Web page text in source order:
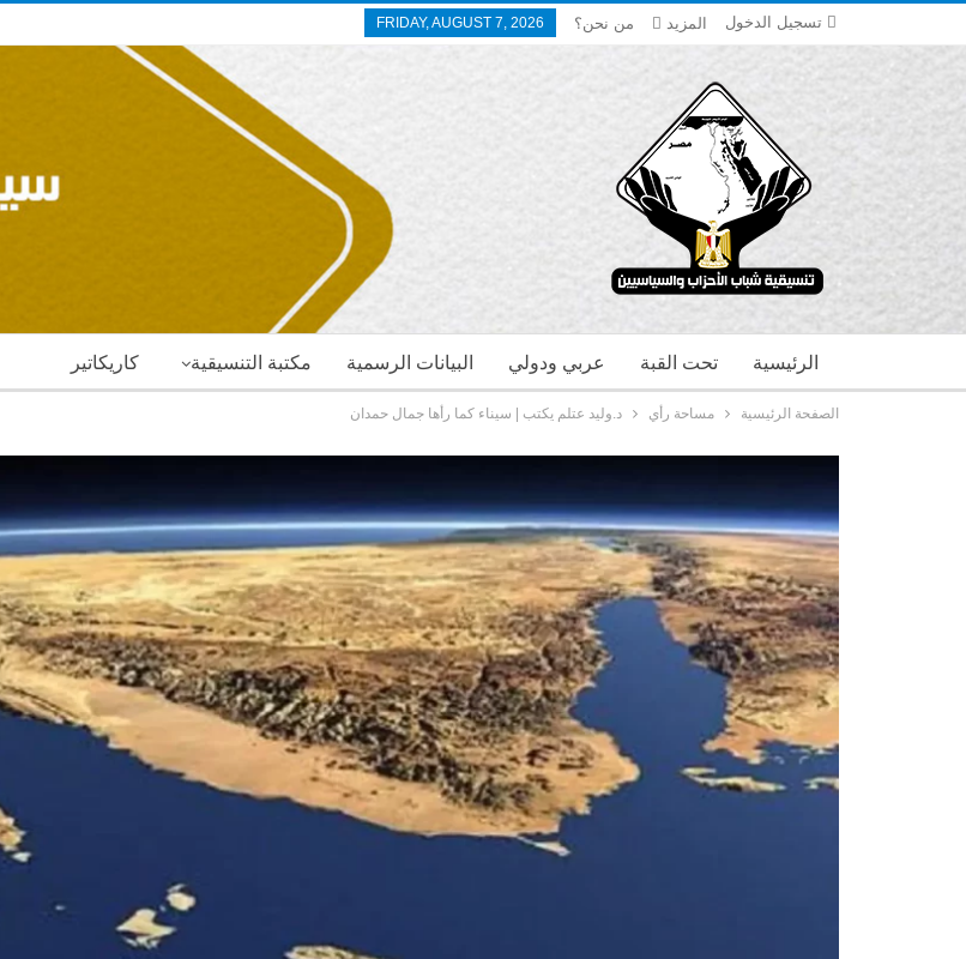
تسجيل الدخول FRIDAY, AUGUST 7, 2026 من نحن؟ المزيد
كاريكاتير مكتبة التنسيقية البيانات الرسمية عربي ودولي تحت القبة الرئيسية
الصفحة الرئيسية مساحة رأي د.وليد عتلم يكتب | سيناء كما رأها جمال حمدان